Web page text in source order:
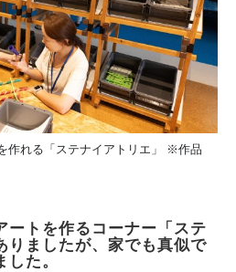
作れる「ステナイアトリエ」 ※作品
トを作るコーナー「ステ
りましたが、家でも真似で
た。